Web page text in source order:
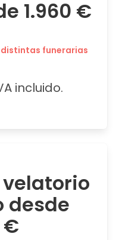
1.960 €
funerarias
incluido.
velatorio
desde
€